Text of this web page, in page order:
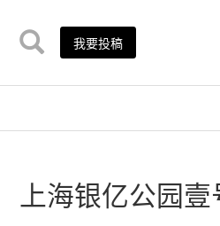
我要投稿
上海银亿公园